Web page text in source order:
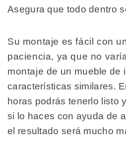
Asegura que todo dentro
Su montaje es fácil con
paciencia, ya que no
montaje de un mueble de
características similares.
horas podrás tenerlo listo
si lo haces con ayuda de
el resultado será mucho